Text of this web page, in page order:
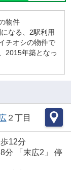
物件
なる、2駅利用
チオシの物件で
2015年築となっ
２丁目
12分
分 「末広2」 停